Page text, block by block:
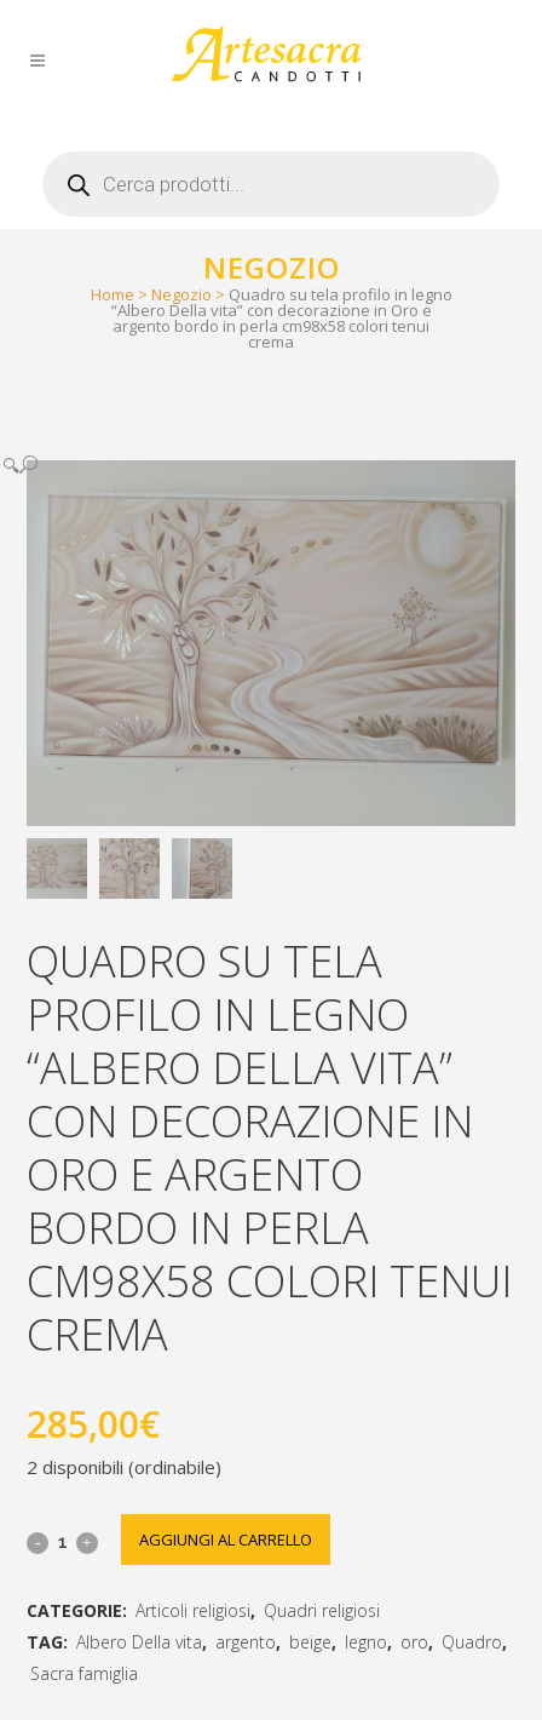
search
NEGOZIO
Home > Negozio > Quadro su tela profilo in legno
“Albero Della vita” con decorazione in Oro e
argento bordo in perla cm98x58 colori tenui
crema
🔍
QUADRO SU TELA
PROFILO IN LEGNO
“ALBERO DELLA VITA”
CON DECORAZIONE IN
ORO E ARGENTO
BORDO IN PERLA
CM98X58 COLORI TENUI
CREMA
285,00€
2 disponibili (ordinabile)
Quadro
profilo
AGGIUNGI AL CARRELLO
CATEGORIE: Articoli religiosi, Quadri religiosi
TAG: Albero Della vita, argento, beige, legno, oro, Quadro,
Sacra famiglia